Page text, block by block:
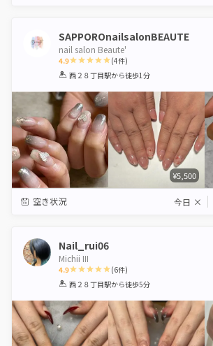
SAPPOROnailsalonBEAUTE
nail salon Beaute'
4.9
1 2 3 4 5
(4件)
西２８丁目駅から徒歩1分
¥5,500
空き状況 今日 ×
Nail_rui06
Michii III
4.9
1 2 3 4 5
(6件)
西２８丁目駅から徒歩5分